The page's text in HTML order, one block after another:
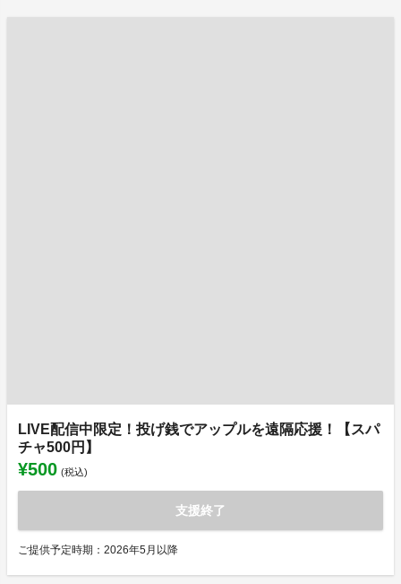
LIVE配信中限定！投げ銭でアップルを遠隔応援！【スパ
チャ500円】
¥500 (税込)
支援終了
ご提供予定時期：2026年5月以降